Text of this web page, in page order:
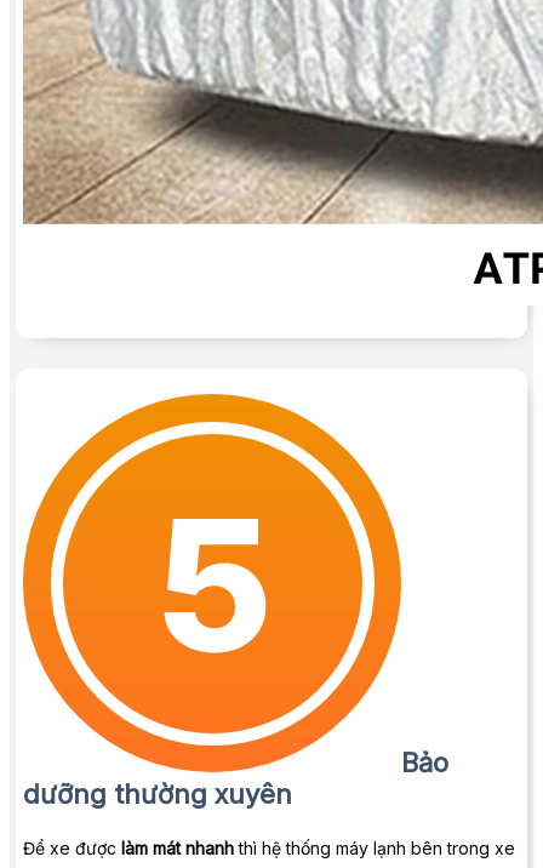
Bảo
dưỡng thường xuyên
Để xe được làm mát nhanhthì hệ thống máy lạnh bên trong xe